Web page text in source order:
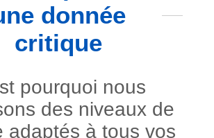
donnée
critique
pourquoi nous
des niveaux de
adaptés à tous vos